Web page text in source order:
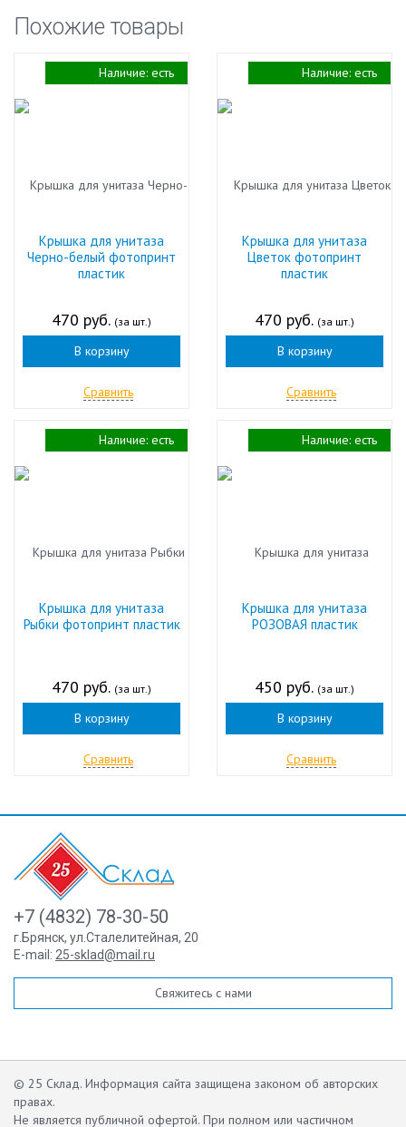
Похожие товары
Крышка для унитаза
Черно-белый фотопринт
пластик
470 руб. (за шт.)
В корзину
Сравнить
Наличие: есть
Крышка для унитаза
Цветок фотопринт
пластик
470 руб. (за шт.)
В корзину
Сравнить
Наличие: есть
Крышка для унитаза
Рыбки фотопринт пластик
470 руб. (за шт.)
В корзину
Сравнить
Наличие: есть
Крышка для унитаза
РОЗОВАЯ пластик
450 руб. (за шт.)
В корзину
Сравнить
Наличие: есть
+7 (4832) 78-30-50
г.Брянск, ул.Сталелитейная, 20
E-mail: 25-sklad@mail.ru
Свяжитесь с нами
© 25 Склад. Информация сайта защищена законом об авторских
правах.
Не является публичной офертой. При полном или частичном